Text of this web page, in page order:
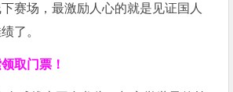
赛场，最激励人心的就是见证国人
了。
取门票！